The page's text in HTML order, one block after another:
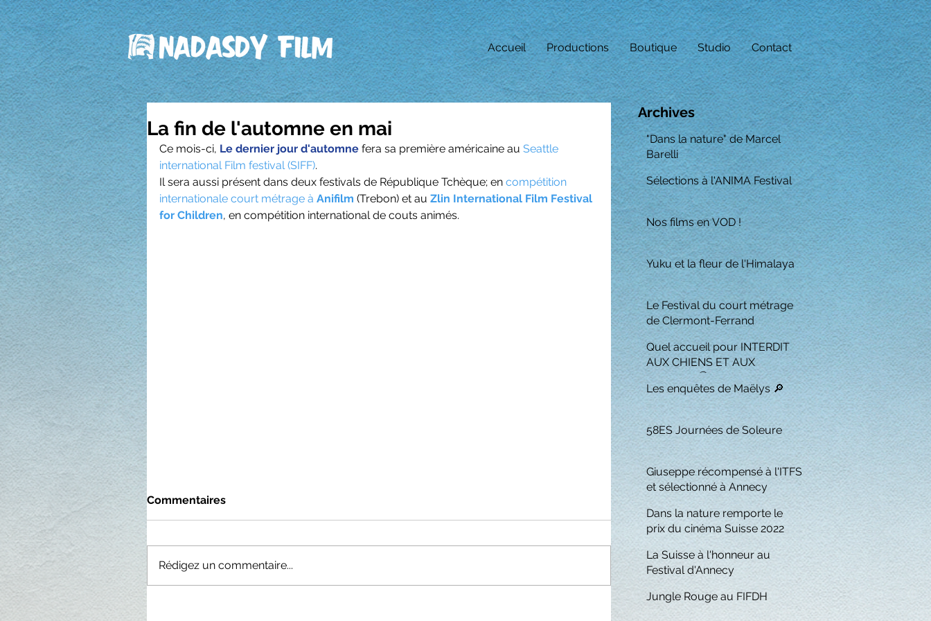
Accueil Productions Boutique Studio Contact
La fin de l'automne en mai
Ce mois-ci, Le dernier jour d'automne fera sa première américaine au Seattle
international Film festival (SIFF).
Il sera aussi présent dans deux festivals de République Tchèque; en compétition
internationale court métrage à Anifilm (Trebon) et au Zlin International Film Festival
for Children, en compétition international de couts animés.
Commentaires
Rédigez un commentaire...
Archives
"Dans la nature" de Marcel
Barelli
Sélections à l'ANIMA Festival
Nos films en VOD !
Yuku et la fleur de l'Himalaya
Le Festival du court métrage
de Clermont-Ferrand
Quel accueil pour INTERDIT
AUX CHIENS ET AUX
ITALIENS 🏆
Les enquêtes de Maëlys 🔎
58ES Journées de Soleure
Giuseppe récompensé à l'ITFS
et sélectionné à Annecy
Dans la nature remporte le
prix du cinéma Suisse 2022
La Suisse à l'honneur au
Festival d'Annecy
Jungle Rouge au FIFDH